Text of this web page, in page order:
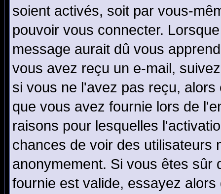
soient activés, soit par vous-
pouvoir vous connecter.
message aurait dû vous
vous avez reçu un e-mail,
si vous ne l'avez pas reçu,
que vous avez fournie lors de
raisons pour lesquelles
chances de voir des utilisateurs
anonymement. Si vous êtes sûr
fournie est valide, essayez